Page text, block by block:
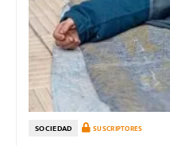
SOCIEDAD SUSCRIPTORES